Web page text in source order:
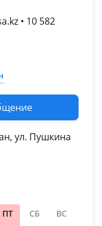
• 10 582
ул. Пушкина
ПТ СБ ВС